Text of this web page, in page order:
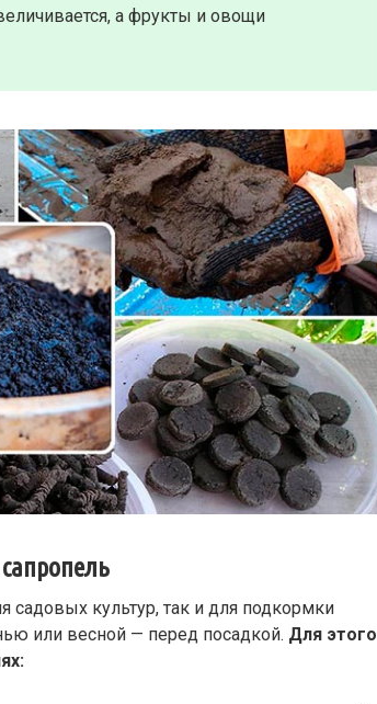
а фрукты и овощи
садовых культур, так и для подкормки
или весной — перед посадкой. Для этого